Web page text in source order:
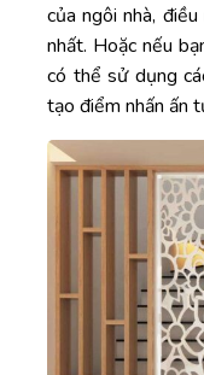
của ngôi nhà,
nhất. Hoặc nếu
có thể sử dụng
tạo điểm nhấn ấn